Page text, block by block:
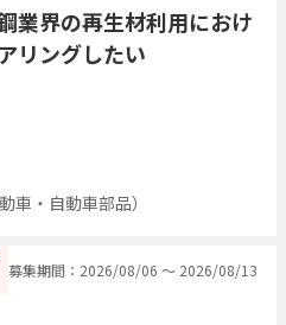
業界の再生材利用におけ
リングしたい
車・自動車部品）
募集期間：2026/08/06 〜 2026/08/13